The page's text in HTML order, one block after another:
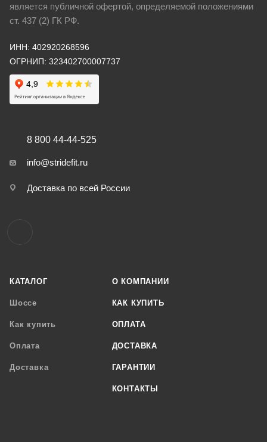
является публичной офертой, определяемой положениями
ст. 437 (2) ГК РФ.
ИНН: 402920268596
ОГРНИП: 323402700007737
КАТАЛОГ
Шоссе
Как купить
Оплата
Доставка
О КОМПАНИИ
КАК КУПИТЬ
ОПЛАТА
ДОСТАВКА
ГАРАНТИИ
КОНТАКТЫ
8 800 44-44-525
info@stridefit.ru
Доставка по всей России